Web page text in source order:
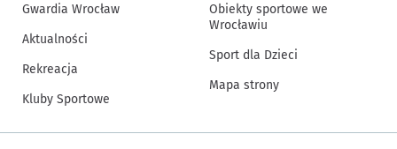
Gwardia Wrocław
Aktualności
Rekreacja
Kluby Sportowe
Obiekty sportowe we
Wrocławiu
Sport dla Dzieci
Mapa strony